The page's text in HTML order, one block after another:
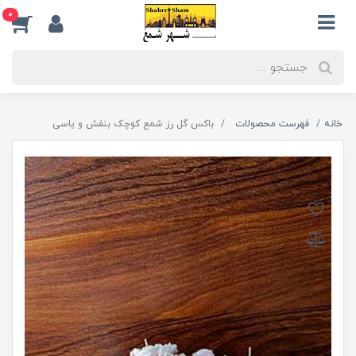
0
خانه فهرست محصولات باکس گل رز شمع کوچک بنفش و یاسی